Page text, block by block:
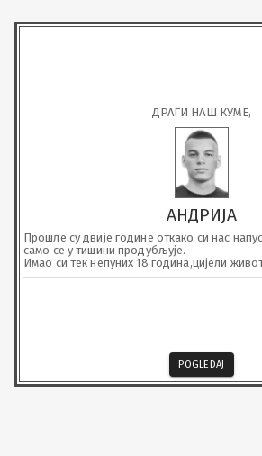
ДРАГИ НАШ КУМЕ,
АНДРИЈА
Прошле су двије године откако си нас
само се у тишини продубљује.
Имао си тек непуних 18 година,цијели
које ниси стигао да досањаш и путеве
Био си једино дијете,цијели свијет
Докле год дишемо,носићемо те у срцима.
Заувијек си дио наше породице.
POGLEDAJ